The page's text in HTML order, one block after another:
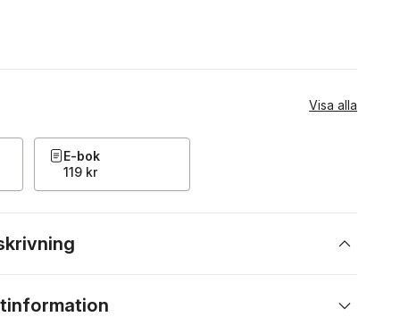
Visa alla
E-bok
119 kr